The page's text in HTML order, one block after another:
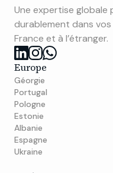
Une expertise
durablement dans
France et à l’étranger.
Europe
Géorgie
Portugal
Pologne
Estonie
Albanie
Espagne
Ukraine